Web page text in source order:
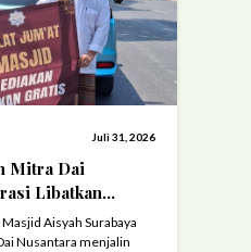
Juli 31, 2026
Mitra Dai
Libatkan
Relawan Masjid
Aisyah Surabaya
Nusantara menjalin